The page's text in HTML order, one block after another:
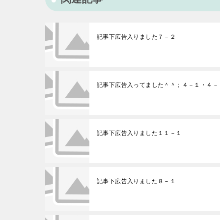
記事下広告入りました７－２
記事下広告入ってました＾＾；４－１・４－
記事下広告入りました１１－１
記事下広告入りました８－１